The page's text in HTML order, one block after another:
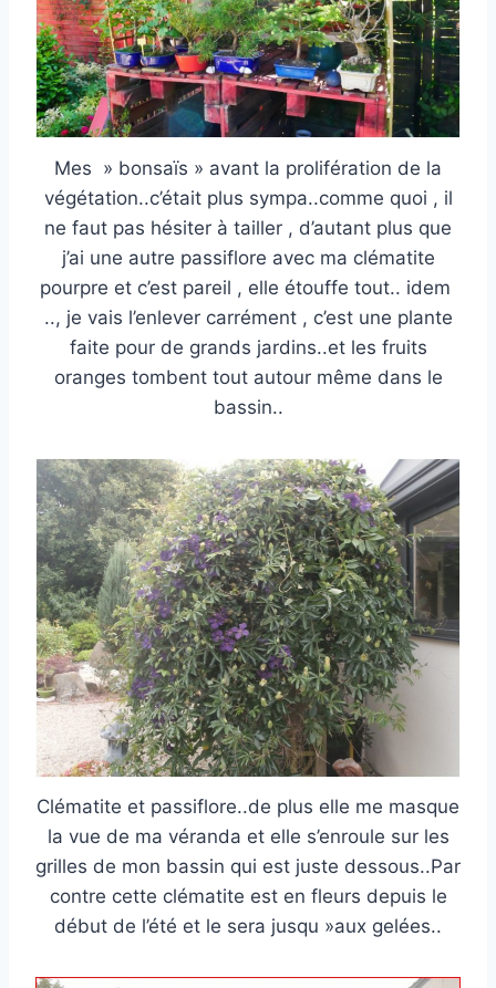
Mes » bonsaïs » avant la prolifération de la
végétation..c’était plus sympa..comme quoi , il
ne faut pas hésiter à tailler , d’autant plus que
j’ai une autre passiflore avec ma clématite
pourpre et c’est pareil , elle étouffe tout.. idem
.., je vais l’enlever carrément , c’est une plante
faite pour de grands jardins..et les fruits
oranges tombent tout autour même dans le
bassin..
Clématite et passiflore..de plus elle me masque
la vue de ma véranda et elle s’enroule sur les
grilles de mon bassin qui est juste dessous..Par
contre cette clématite est en fleurs depuis le
début de l’été et le sera jusqu »aux gelées..